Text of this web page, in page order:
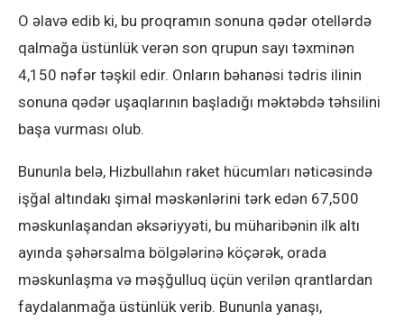
O əlavə edib ki, bu proqramın sonuna qədər otellərdə
qalmağa üstünlük verən son qrupun sayı təxminən
4,150 nəfər təşkil edir. Onların bəhanəsi tədris ilinin
sonuna qədər uşaqlarının başladığı məktəbdə təhsilini
başa vurması olub.
Bununla belə, Hizbullahın raket hücumları nəticəsində
işğal altındakı şimal məskənlərini tərk edən 67,500
məskunlaşandan əksəriyyəti, bu müharibənin ilk altı
ayında şəhərsalma bölgələrinə köçərək, orada
məskunlaşma və məşğulluq üçün verilən qrantlardan
faydalanmağa üstünlük verib. Bununla yanaşı,